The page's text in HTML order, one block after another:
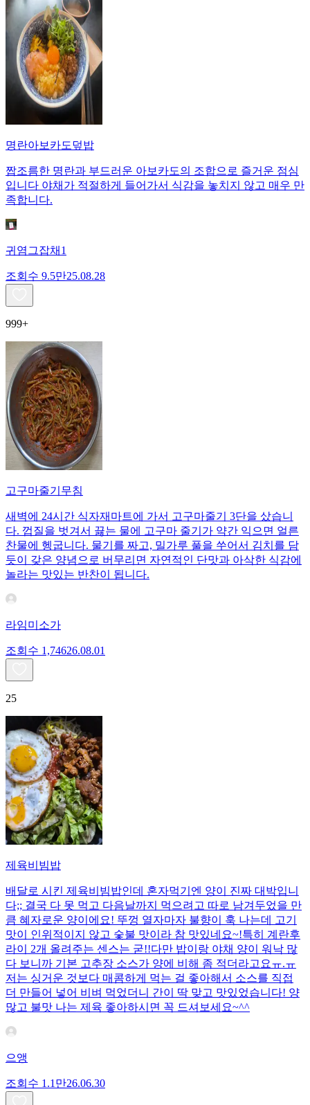
명란아보카도덮밥
짭조름한 명란과 부드러운 아보카도의 조합으로 즐거운 점심
입니다 야채가 적절하게 들어가서 식감을 놓치지 않고 매우 만
족합니다.
귀염그잡채1
조회수 9.5만25.08.28
999+
고구마줄기무침
새벽에 24시간 식자재마트에 가서 고구마줄기 3단을 샀습니
다. 껍질을 벗겨서 끓는 물에 고구마 줄기가 약간 익으면 얼른
찬물에 헹굽니다. 물기를 짜고, 밀가루 풀을 쑤어서 김치를 담
듯이 갖은 양념으로 버무리면 자연적인 단맛과 아삭한 식감에
놀라는 맛있는 반찬이 됩니다.
라임미소가
조회수 1,74626.08.01
25
제육비빔밥
배달로 시킨 제육비빔밥인데 혼자먹기엔 양이 진짜 대박입니
다;; 결국 다 못 먹고 다음날까지 먹으려고 따로 남겨두었을 만
큼 혜자로운 양이에요! 뚜껑 열자마자 불향이 훅 나는데 고기
맛이 인위적이지 않고 숯불 맛이라 참 맛있네요~!특히 계란후
라이 2개 올려주는 센스는 굳!! ​다만 밥이랑 야채 양이 워낙 많
다 보니까 기본 고추장 소스가 양에 비해 좀 적더라고요ㅠ.ㅠ
저는 싱거운 것보다 매콤하게 먹는 걸 좋아해서 소스를 직접
더 만들어 넣어 비벼 먹었더니 간이 딱 맞고 맛있었습니다! 양
많고 불맛 나는 제육 좋아하시면 꼭 드셔보세요~^^
으앵
조회수 1.1만26.06.30